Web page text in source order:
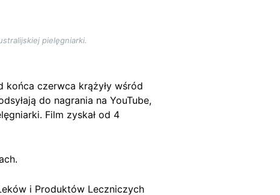
pielęgniarki.
końca czerwca krążyły wśród
do nagrania na YouTube,
Film zyskał od 4
i Produktów Leczniczych